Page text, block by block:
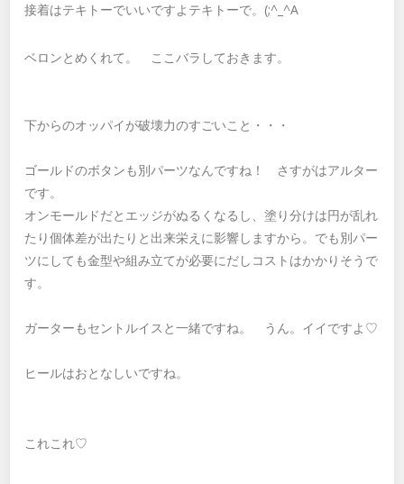
接着はテキトーでいいですよテキトーで。(;^_^A
ベロンとめくれて。 ここバラしておきます。
下からのオッパイが破壊力のすごいこと・・・
ゴールドのボタンも別パーツなんですね！ さすがはアルター
です。
オンモールドだとエッジがぬるくなるし、塗り分けは円が乱れ
たり個体差が出たりと出来栄えに影響しますから。でも別パー
ツにしても金型や組み立てが必要にだしコストはかかりそうで
す。
ガーターもセントルイスと一緒ですね。 うん。イイですよ♡
ヒールはおとなしいですね。
これこれ♡